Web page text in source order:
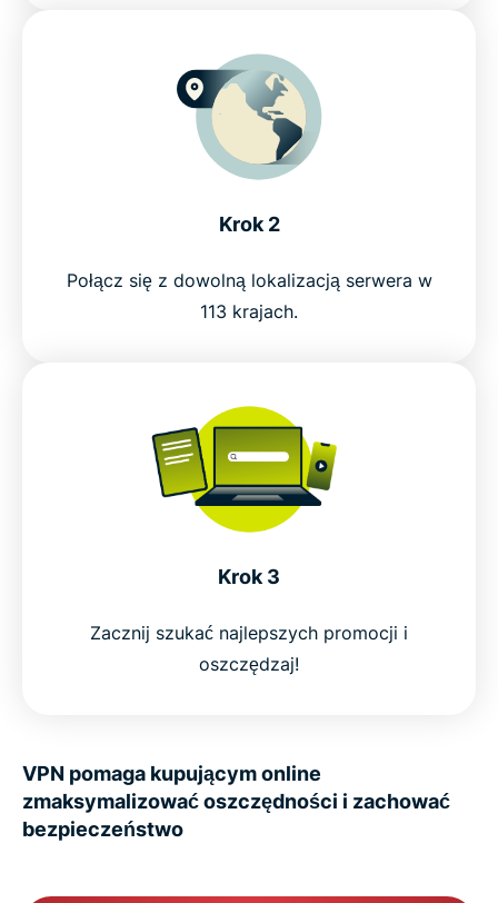
Krok 2
Połącz się z dowolną lokalizacją serwera w
113 krajach.
Krok 3
Zacznij szukać najlepszych promocji i
oszczędzaj!
VPN pomaga kupującym online
zmaksymalizować oszczędności i zachować
bezpieczeństwo